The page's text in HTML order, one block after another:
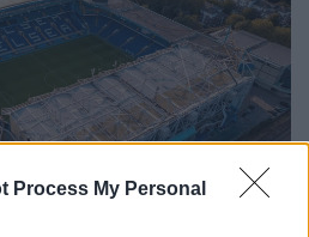
Process My Personal